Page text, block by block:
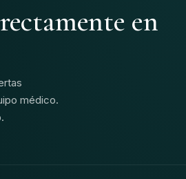
en
médico.